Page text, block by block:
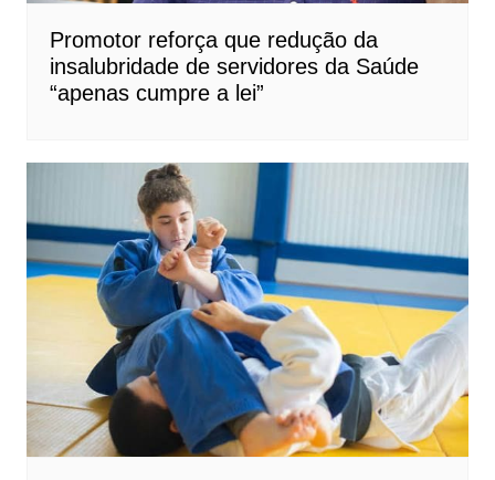
Promotor reforça que redução da
insalubridade de servidores da Saúde
“apenas cumpre a lei”